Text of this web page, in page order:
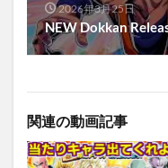
2026年3月25日
NEW Dokkan
関連の動画記事